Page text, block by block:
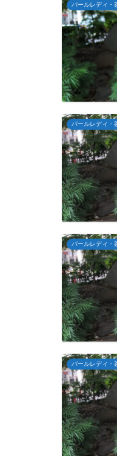
パールレディ・
パールレディ・
パールレディ・
パールレディ・